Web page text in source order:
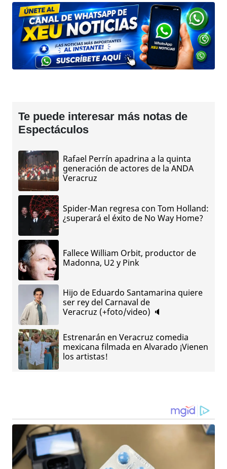
Te puede interesar más notas de
Espectáculos
Rafael Perrín apadrina a la quinta
generación de actores de la ANDA
Veracruz
Spider-Man regresa con Tom Holland:
¿superará el éxito de No Way Home?
Fallece William Orbit, productor de
Madonna, U2 y Pink
Hijo de Eduardo Santamarina quiere
ser rey del Carnaval de
Veracruz (+foto/video) 🔈
Estrenarán en Veracruz comedia
mexicana filmada en Alvarado ¡Vienen
los artistas!